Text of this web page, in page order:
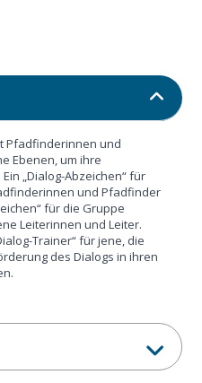
Pfadfinderinnen und
Ebenen, um ihre
„Dialog-Abzeichen“ für
und Pfadfinder
für die Gruppe
Leiterinnen und Leiter.
Trainer“ für jene, die
des Dialogs in ihren